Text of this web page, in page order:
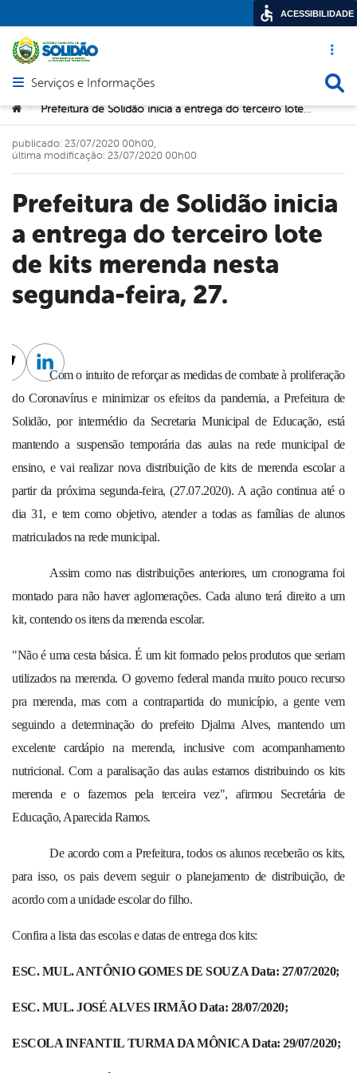
Acesso
Abrir menu principal de navegação
Serviços e Informações
Você está aqui:
> Prefeitura de Solidão inicia a entrega do terceiro lote de kits merenda nesta segunda-feira, 27.
Prefeitura de Solidão inicia
a entrega do terceiro lote
de kits merenda nesta
segunda-feira, 27.
publicado: 23/07/2020 00h00,
última modificação: 23/07/2020 00h00
Com o intuito de reforçar as medidas de combate à proliferação
do Coronavírus e minimizar os efeitos da pandemia, a Prefeitura de
Solidão, por intermédio da Secretaria Municipal de Educação, está
mantendo a suspensão temporária das aulas na rede municipal de
ensino, e vai realizar nova distribuição de kits de merenda escolar a
partir da próxima segunda-feira, (27.07.2020). A ação continua até o
dia 31, e tem como objetivo, atender a todas as famílias de alunos
matriculados na rede municipal.
Assim como nas distribuições anteriores, um cronograma foi
montado para não haver aglomerações. Cada aluno terá direito a um
kit, contendo os itens da merenda escolar.
"Não é uma cesta básica. É um kit formado pelos produtos que seriam
utilizados na merenda. O governo federal manda muito pouco recurso
pra merenda, mas com a contrapartida do município, a gente vem
seguindo a determinação do prefeito Djalma Alves, mantendo um
excelente cardápio na merenda, inclusive com acompanhamento
nutricional. Com a paralisação das aulas estamos distribuindo os kits
merenda e o fazemos pela terceira vez", afirmou Secretária de
Educação, Aparecida Ramos.
De acordo com a Prefeitura, todos os alunos receberão os kits,
para isso, os pais devem seguir o planejamento de distribuição, de
acordo com a unidade escolar do filho.
Confira a lista das escolas e datas de entrega dos kits:
ESC. MUL. ANTÔNIO GOMES DE SOUZA Data: 27/07/2020;
ESC. MUL. JOSÉ ALVES IRMÃO Data: 28/07/2020;
ESCOLA INFANTIL TURMA DA MÔNICA Data: 29/07/2020;
Twitter
Linkedin
ACESSIBILIDADE